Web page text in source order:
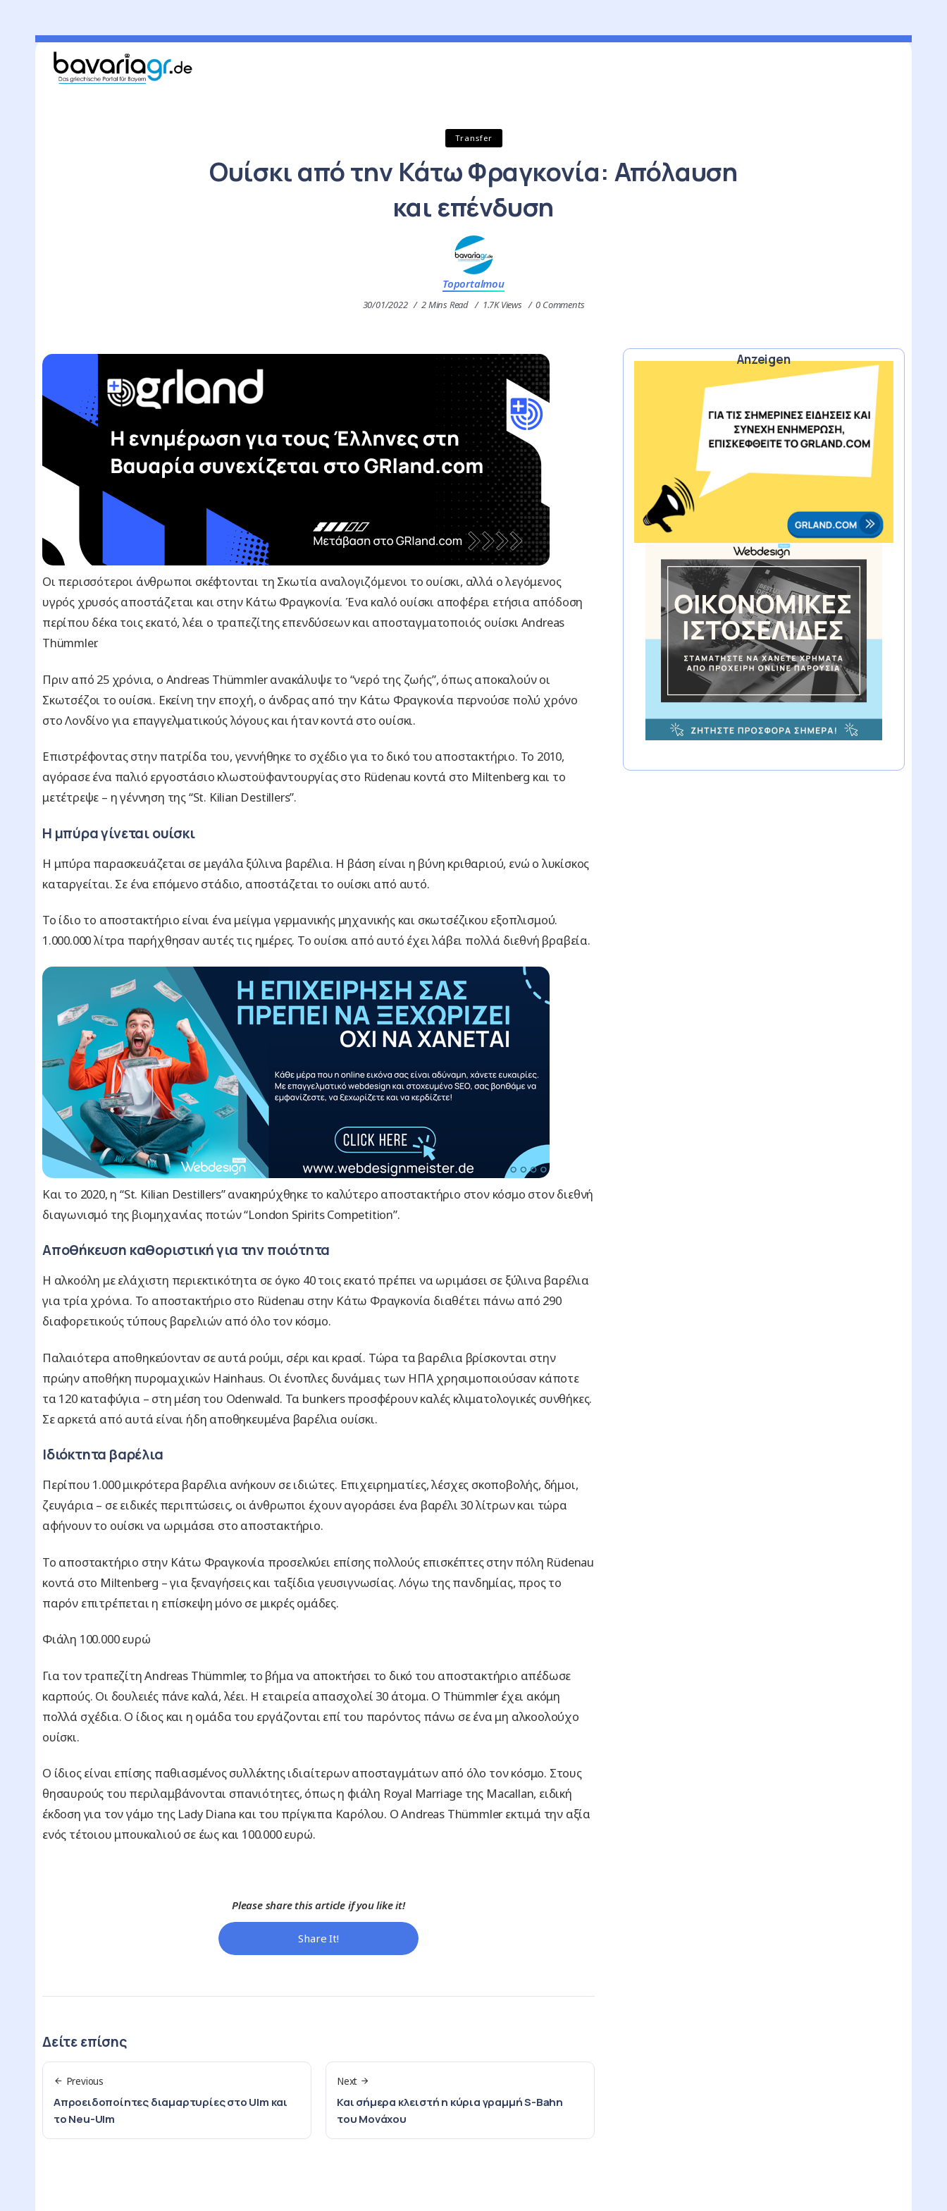
Transfer
Ουίσκι από την Κάτω Φραγκονία: Απόλαυση
και επένδυση
Toportalmou
30/01/2022 2 Mins Read 1.7K Views 0 Comments
Οι περισσότεροι άνθρωποι σκέφτονται τη Σκωτία αναλογιζόμενοι το ουίσκι, αλλά ο λεγόμενος
υγρός χρυσός αποστάζεται και στην Κάτω Φραγκονία. Ένα καλό ουίσκι αποφέρει ετήσια απόδοση
περίπου δέκα τοις εκατό, λέει ο τραπεζίτης επενδύσεων και αποσταγματοποιός ουίσκι Andreas
Thümmler.
Πριν από 25 χρόνια, ο Andreas Thümmler ανακάλυψε το “νερό της ζωής”, όπως αποκαλούν οι
Σκωτσέζοι το ουίσκι. Εκείνη την εποχή, ο άνδρας από την Κάτω Φραγκονία περνούσε πολύ χρόνο
στο Λονδίνο για επαγγελματικούς λόγους και ήταν κοντά στο ουίσκι.
Επιστρέφοντας στην πατρίδα του, γεννήθηκε το σχέδιο για το δικό του αποστακτήριο. Το 2010,
αγόρασε ένα παλιό εργοστάσιο κλωστοϋφαντουργίας στο Rüdenau κοντά στο Miltenberg και το
μετέτρεψε – η γέννηση της “St. Kilian Destillers”.
Η μπύρα γίνεται ουίσκι
Η μπύρα παρασκευάζεται σε μεγάλα ξύλινα βαρέλια. Η βάση είναι η βύνη κριθαριού, ενώ ο λυκίσκος
καταργείται. Σε ένα επόμενο στάδιο, αποστάζεται το ουίσκι από αυτό.
Το ίδιο το αποστακτήριο είναι ένα μείγμα γερμανικής μηχανικής και σκωτσέζικου εξοπλισμού.
1.000.000 λίτρα παρήχθησαν αυτές τις ημέρες. Το ουίσκι από αυτό έχει λάβει πολλά διεθνή βραβεία.
Και το 2020, η “St. Kilian Destillers” ανακηρύχθηκε το καλύτερο αποστακτήριο στον κόσμο στον διεθνή
διαγωνισμό της βιομηχανίας ποτών “London Spirits Competition”.
Αποθήκευση καθοριστική για την ποιότητα
Η αλκοόλη με ελάχιστη περιεκτικότητα σε όγκο 40 τοις εκατό πρέπει να ωριμάσει σε ξύλινα βαρέλια
για τρία χρόνια. Το αποστακτήριο στο Rüdenau στην Κάτω Φραγκονία διαθέτει πάνω από 290
διαφορετικούς τύπους βαρελιών από όλο τον κόσμο.
Παλαιότερα αποθηκεύονταν σε αυτά ρούμι, σέρι και κρασί. Τώρα τα βαρέλια βρίσκονται στην
πρώην αποθήκη πυρομαχικών Hainhaus. Οι ένοπλες δυνάμεις των ΗΠΑ χρησιμοποιούσαν κάποτε
τα 120 καταφύγια – στη μέση του Odenwald. Τα bunkers προσφέρουν καλές κλιματολογικές συνθήκες.
Σε αρκετά από αυτά είναι ήδη αποθηκευμένα βαρέλια ουίσκι.
Ιδιόκτητα βαρέλια
Περίπου 1.000 μικρότερα βαρέλια ανήκουν σε ιδιώτες. Επιχειρηματίες, λέσχες σκοποβολής, δήμοι,
ζευγάρια – σε ειδικές περιπτώσεις, οι άνθρωποι έχουν αγοράσει ένα βαρέλι 30 λίτρων και τώρα
αφήνουν το ουίσκι να ωριμάσει στο αποστακτήριο.
Το αποστακτήριο στην Κάτω Φραγκονία προσελκύει επίσης πολλούς επισκέπτες στην πόλη Rüdenau
κοντά στο Miltenberg – για ξεναγήσεις και ταξίδια γευσιγνωσίας. Λόγω της πανδημίας, προς το
παρόν επιτρέπεται η επίσκεψη μόνο σε μικρές ομάδες.
Φιάλη 100.000 ευρώ
Για τον τραπεζίτη Andreas Thümmler, το βήμα να αποκτήσει το δικό του αποστακτήριο απέδωσε
καρπούς. Οι δουλειές πάνε καλά, λέει. Η εταιρεία απασχολεί 30 άτομα. Ο Thümmler έχει ακόμη
πολλά σχέδια. Ο ίδιος και η ομάδα του εργάζονται επί του παρόντος πάνω σε ένα μη αλκοολούχο
ουίσκι.
Ο ίδιος είναι επίσης παθιασμένος συλλέκτης ιδιαίτερων αποσταγμάτων από όλο τον κόσμο. Στους
θησαυρούς του περιλαμβάνονται σπανιότητες, όπως η φιάλη Royal Marriage της Macallan, ειδική
έκδοση για τον γάμο της Lady Diana και του πρίγκιπα Καρόλου. Ο Andreas Thümmler εκτιμά την αξία
ενός τέτοιου μπουκαλιού σε έως και 100.000 ευρώ.
Please share this article if you like it!
Share It!
Δείτε επίσης
Previous
Απροειδοποίητες διαμαρτυρίες στο Ulm και
το Neu-Ulm
Next
Και σήμερα κλειστή η κύρια γραμμή S-Bahn
του Μονάχου
Anzeigen